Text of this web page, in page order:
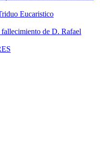
Eucaristico
de D. Rafael